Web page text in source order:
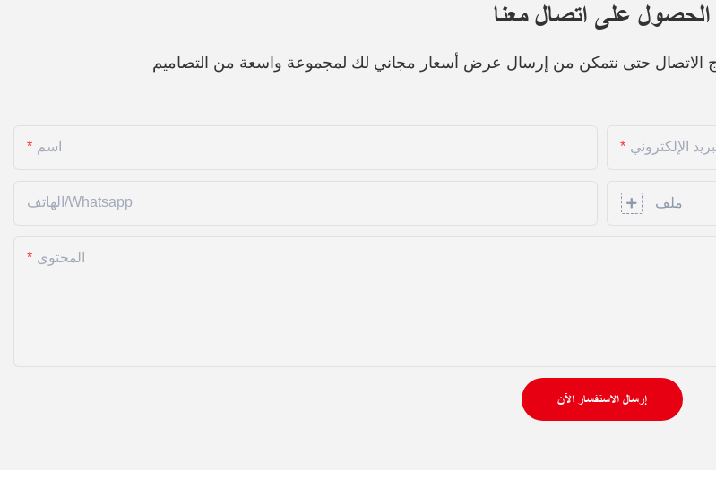
الحصول على اتصال معنا
الاتصال حتى نتمكن من إرسال عرض أسعار مجاني لك لمجموعة واسعة من التصاميم
اسم الإلكتروني
الهاتف/whatsapp ملف
المحتوى
إرسال الاستفسار الآن